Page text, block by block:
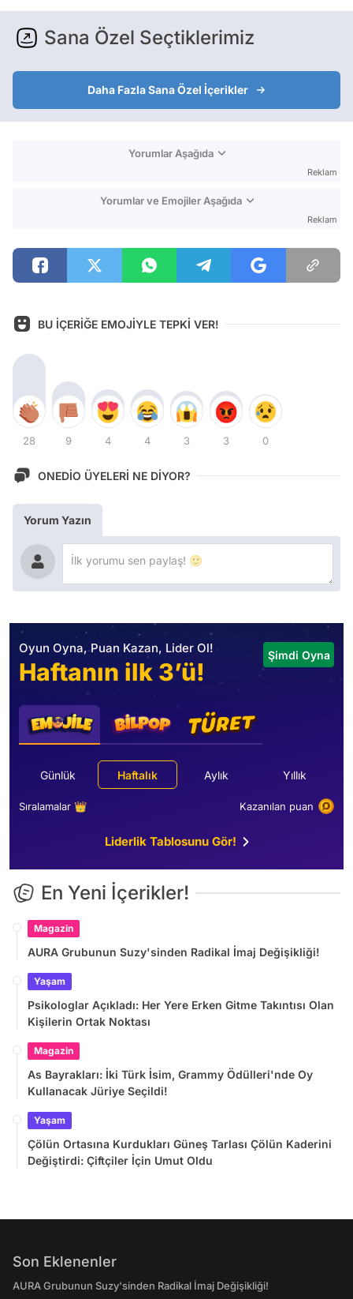
Sana Özel Seçtiklerimiz
Daha Fazla Sana Özel İçerikler
Yorumlar Aşağıda
Reklam
Yorumlar ve Emojiler Aşağıda
Reklam
BU İÇERİĞE EMOJİYLE TEPKİ VER!
28 9 4 4 3 3 0
ONEDİO ÜYELERİ NE DİYOR?
Yorum Yazın
Oyun Oyna, Puan Kazan, Lider Ol!
Haftanın ilk 3’ü!
Şimdi Oyna
Günlük Haftalık Aylık Yıllık
Sıralamalar 👑 Kazanılan puan
Liderlik Tablosunu Gör!
En Yeni İçerikler!
Magazin
AURA Grubunun Suzy'sinden Radikal İmaj Değişikliği!
Yaşam
Psikologlar Açıkladı: Her Yere Erken Gitme Takıntısı Olan
Kişilerin Ortak Noktası
Magazin
As Bayrakları: İki Türk İsim, Grammy Ödülleri'nde Oy
Kullanacak Jüriye Seçildi!
Yaşam
Çölün Ortasına Kurdukları Güneş Tarlası Çölün Kaderini
Değiştirdi: Çiftçiler İçin Umut Oldu
Son Eklenenler
AURA Grubunun Suzy'sinden Radikal İmaj Değişikliği!